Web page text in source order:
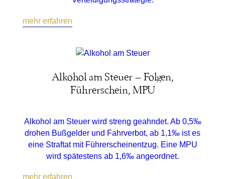
mehr erfahren
Alkohol am Steuer – Folgen,
Führerschein, MPU
Alkohol am Steuer wird streng geahndet. Ab 0,5‰
drohen Bußgelder und Fahrverbot, ab 1,1‰ ist es
eine Straftat mit Führerscheinentzug. Eine MPU
wird spätestens ab 1,6‰ angeordnet.
mehr erfahren